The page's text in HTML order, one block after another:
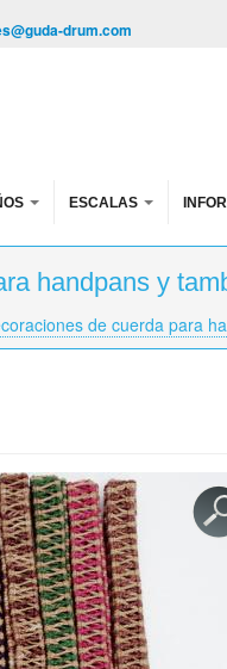
drum.com
ESCALAS
handpans y
de cuerda para